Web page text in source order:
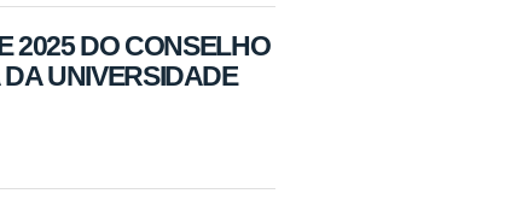
2025 DO CONSELHO
UNIVERSIDADE